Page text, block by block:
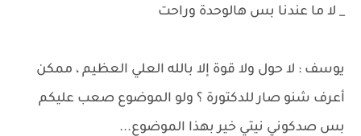
_ لا ما عندنا بس هالوحدة وراحت
يوسف : لا حول ولا قوة إلا بالله العلي العظيم ، ممكن
أعرف شنو صار للدكتورة ؟ ولو الموضوع صعب عليكم
بس صدكوني نيتي خير بهذا الموضوع...